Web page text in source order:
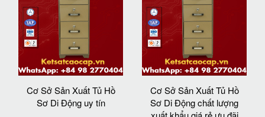
Cơ Sở Sản Xuất Tủ Hồ
Sơ Di Động uy tín
Cơ Sở Sản Xuất Tủ Hồ
Sơ Di Động chất lượng